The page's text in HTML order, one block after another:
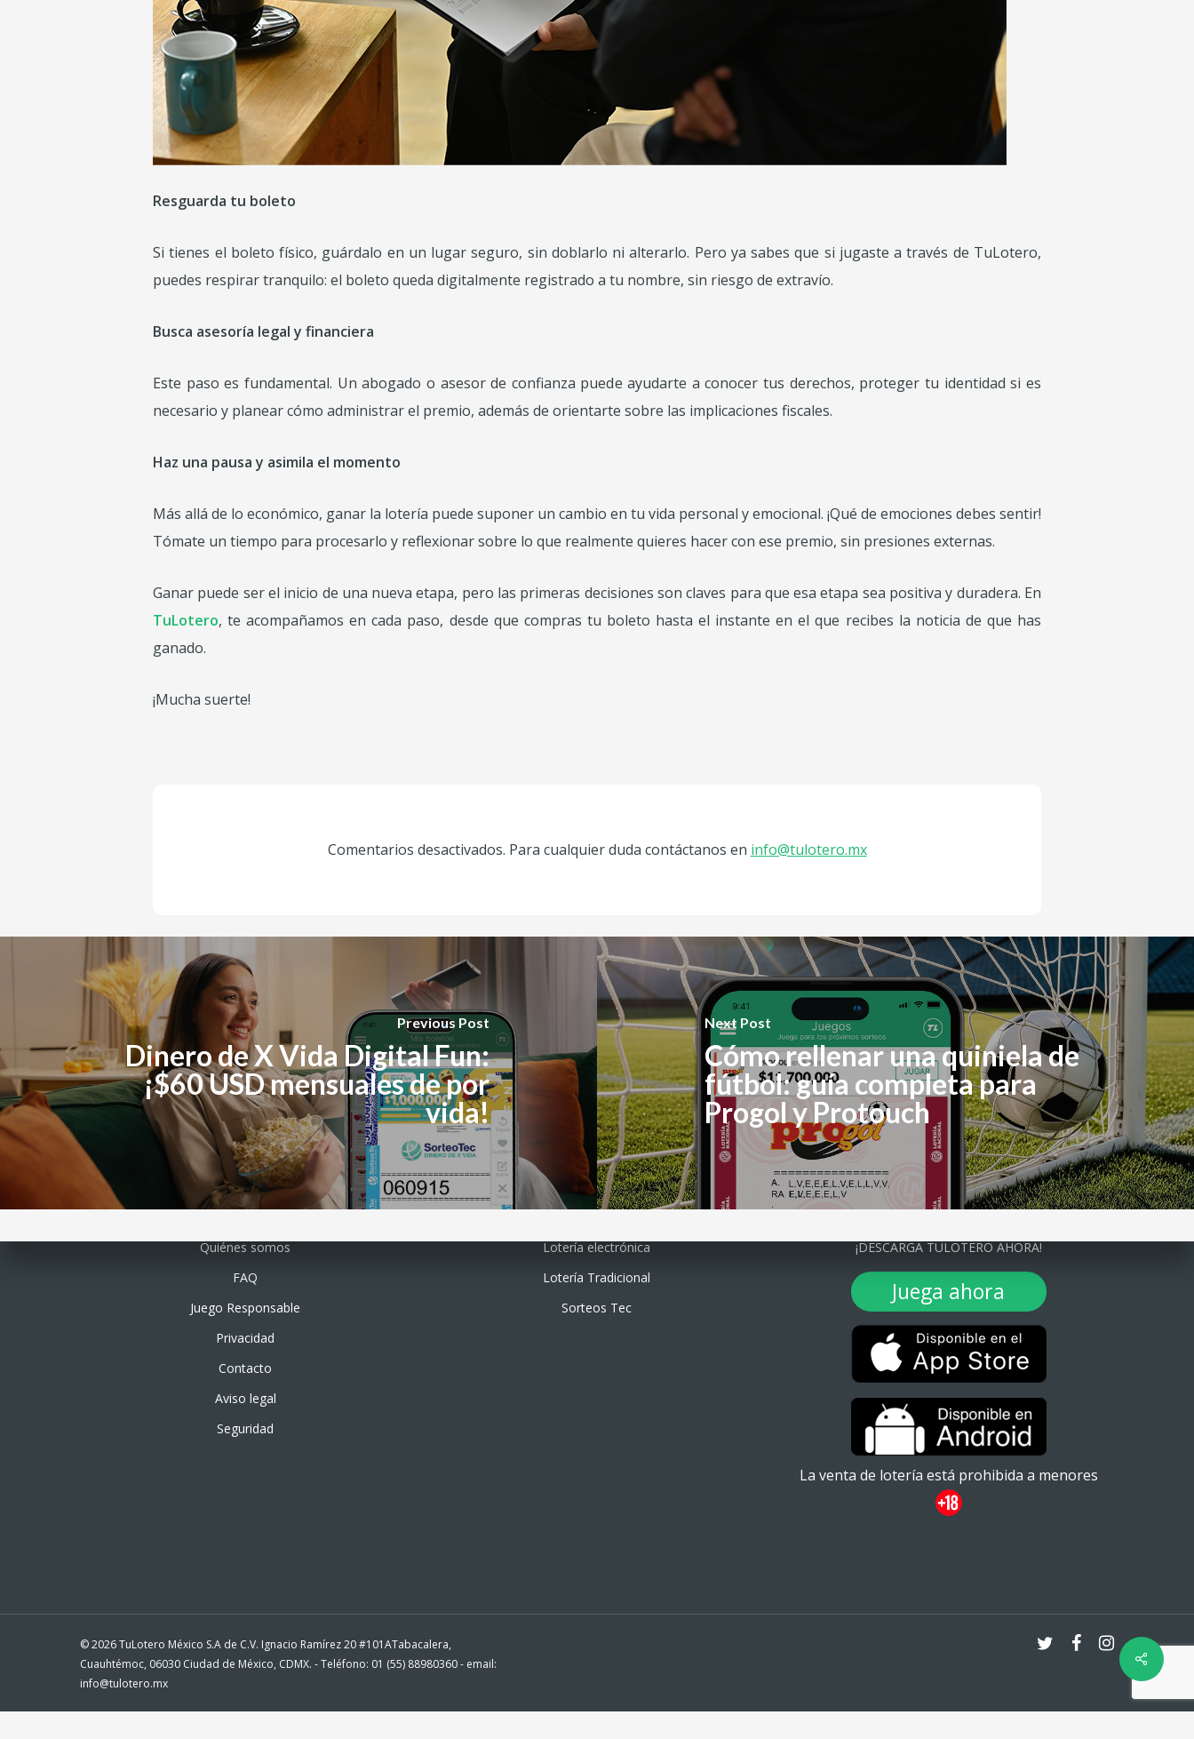
Resguarda tu boleto
Si tienes el boleto físico, guárdalo en un lugar seguro, sin doblarlo ni alterarlo. Pero ya sabes que si jugaste a través de TuLotero,
puedes respirar tranquilo: el boleto queda digitalmente registrado a tu nombre, sin riesgo de extravío.
Busca asesoría legal y financiera
Este paso es fundamental. Un abogado o asesor de confianza puede ayudarte a conocer tus derechos, proteger tu identidad si es
necesario y planear cómo administrar el premio, además de orientarte sobre las implicaciones fiscales.
Haz una pausa y asimila el momento
Más allá de lo económico, ganar la lotería puede suponer un cambio en tu vida personal y emocional. ¡Qué de emociones debes sentir!
Tómate un tiempo para procesarlo y reflexionar sobre lo que realmente quieres hacer con ese premio, sin presiones externas.
Ganar puede ser el inicio de una nueva etapa, pero las primeras decisiones son claves para que esa etapa sea positiva y duradera. En
TuLotero, te acompañamos en cada paso, desde que compras tu boleto hasta el instante en el que recibes la noticia de que has
ganado.
¡Mucha suerte!
Comentarios desactivados. Para cualquier duda contáctanos en info@tulotero.mx
Previous Post
Dinero de X Vida Digital Fun:
¡$60 USD mensuales de por
vida!
Next Post
Cómo rellenar una quiniela de
fútbol: guía completa para
Progol y Protouch
Quiénes somos
FAQ
Juego Responsable
Privacidad
Contacto
Aviso legal
Seguridad
Lotería electrónica
Lotería Tradicional
Sorteos Tec
¡DESCARGA TULOTERO AHORA!
Juega ahora
La venta de lotería está prohibida a menores
© 2026 TuLotero México S.A de C.V. Ignacio Ramírez 20 #101ATabacalera,
Cuauhtémoc, 06030 Ciudad de México, CDMX. - Teléfono: 01 (55) 88980360 - email:
info@tulotero.mx
twitter facebookinstagram